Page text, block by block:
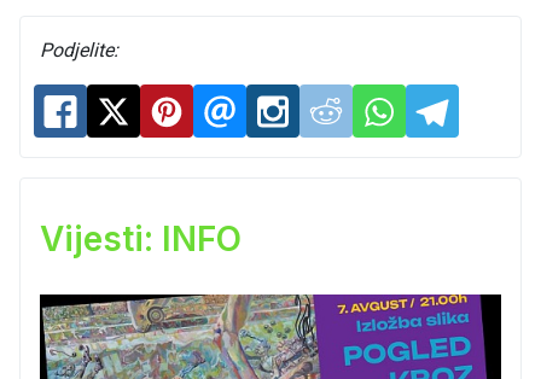
Podjelite:
Vijesti: INFO